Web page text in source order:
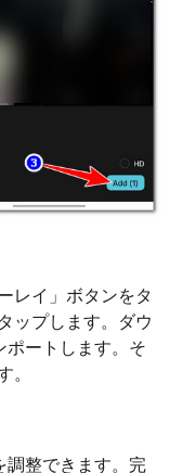
レイ」ボタンをタ
ップします。ダウ
ポートします。そ
。
調整できます。完